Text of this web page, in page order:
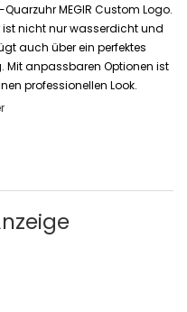
MEGIR Custom Logo.
nicht nur wasserdicht und
auch über ein perfektes
Mit anpassbaren Optionen ist
professionellen Look.